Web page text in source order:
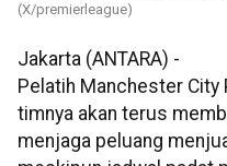
(X/premierleague)
Jakarta (ANTARA) -
Pelatih Manchester City
timnya akan terus
menjaga peluang